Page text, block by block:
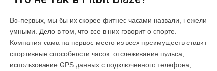
Во-первых, мы бы их скорее фитнес часами назвали, нежели
умными. Дело в том, что все в них говорит о спорте.
Компания сама на первое место из всех преимуществ ставит
спортивные способности часов: отслеживание пульса,
использование GPS данных с подключенного телефона,